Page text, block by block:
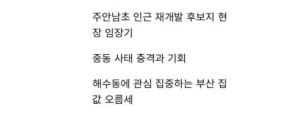
주안남초 인근 재개발 후보지 현
장 임장기
중동 사태 충격과 기회
해수동에 관심 집중하는 부산 집
값 오름세